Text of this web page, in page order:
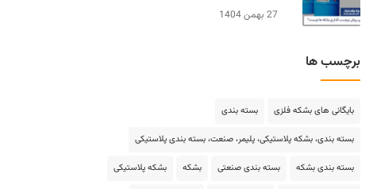
27 بهمن 1404
برچسب ها
بایگانی های بشکه فلزی بسته بندی
بسته بندی، بشکه پلاستیکی، پلیمر، صنعت، بسته بندی پلاستیکی
بسته بندی بشکه بسته بندی صنعتی بشکه بشکه پلاستیکی